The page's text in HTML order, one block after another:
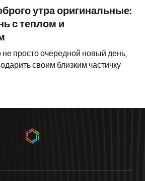
утра оригинальные:
с теплом и
просто очередной новый день,
своим близким частичку